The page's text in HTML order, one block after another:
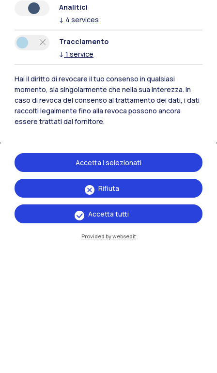
Milano Leonardo
Milano Bovisa
Cremona
Analitici
↓ 4 services
Tracciamento
↓ 1 service
Hai il diritto di revocare il tuo consenso in qualsiasi
momento, sia singolarmente che nella sua interezza. In
caso di revoca del consenso al trattamento dei dati, i dati
raccolti legalmente fino alla revoca possono ancora
essere trattati dal fornitore.
Rifiuta
Accetta i selezionati
Accetta tutti
Provided by websedit